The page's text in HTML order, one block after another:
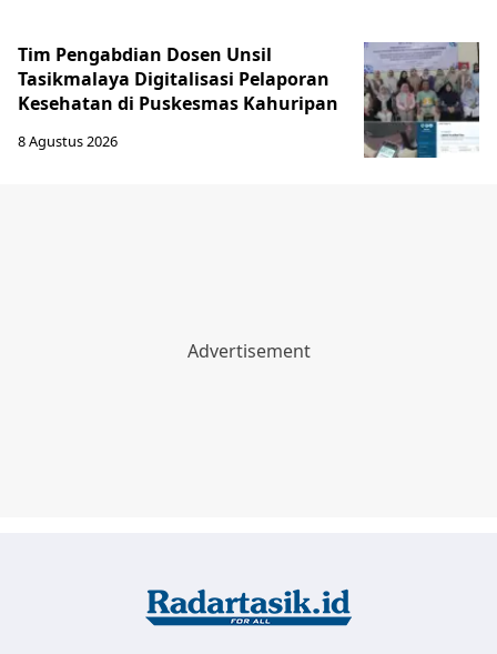
Tim Pengabdian Dosen Unsil
Tasikmalaya Digitalisasi Pelaporan
Kesehatan di Puskesmas Kahuripan
8 Agustus 2026